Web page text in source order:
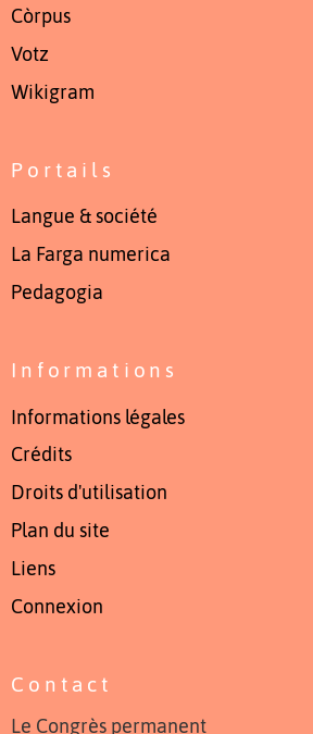
Còrpus
Votz
Wikigram
Portails
Langue & société
La Farga numerica
Pedagogia
Informations
Informations légales
Crédits
Droits d'utilisation
Plan du site
Liens
Connexion
Contact
Le Congrès permanent